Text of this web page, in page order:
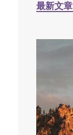
最新文章